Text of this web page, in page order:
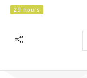
29 hours